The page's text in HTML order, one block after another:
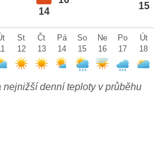
14
15
St
12
Čt
13
Pá
14
So
15
Ne
16
Po
17
Út
18
denní teploty v průběhu